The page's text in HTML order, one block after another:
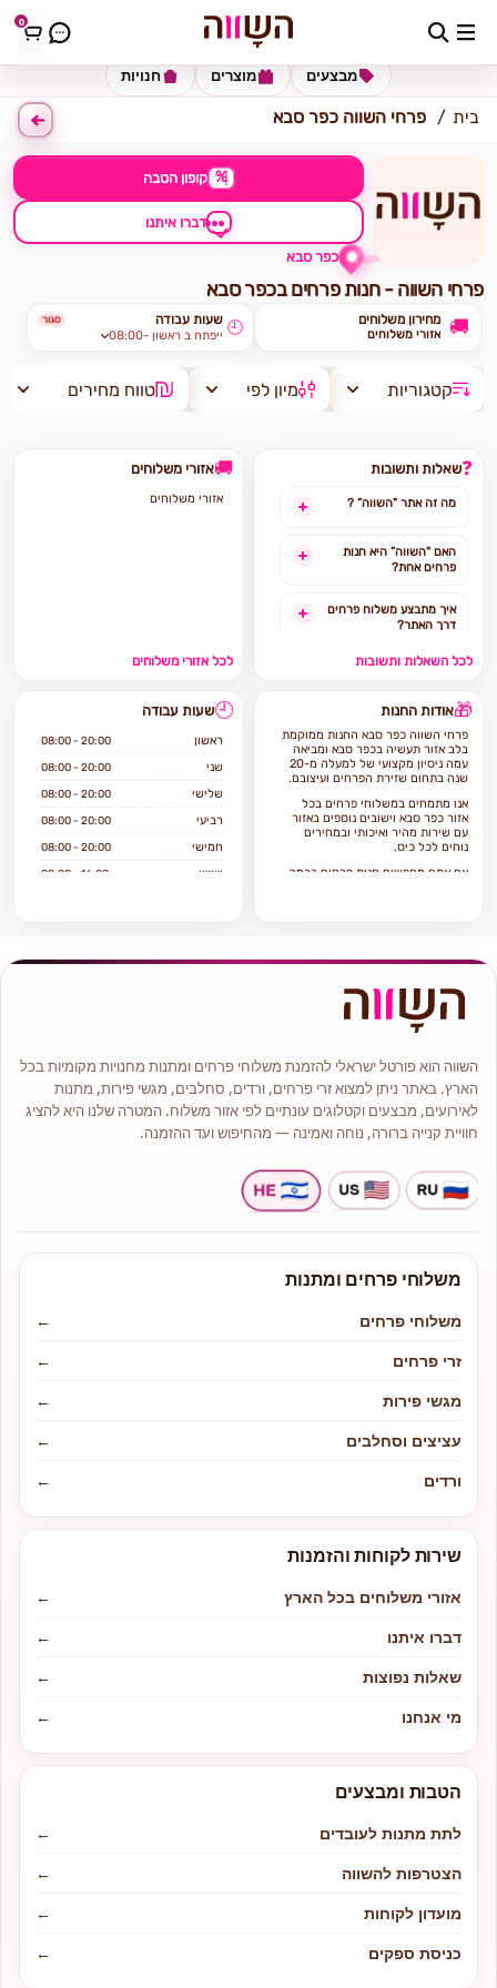
0 כתובת למשלוח הזינו כתובת
חנויות מוצרים מבצעים
בית פרחי השווה כפר סבא
% קופון הטבה
דברו איתנו
כפר סבא
פרחי השווה - חנות פרחים בכפר סבא
מחירון משלוחים
אזורי משלוחים 🚚 שעות עבודה סגור
08:00- ייפתח ב ראשון 🕘
קטגוריות מיון לפי טווח מחירים
❓שאלות ותשובות
מה זה אתר "השווה” ?
האם "השווה” היא חנות
פרחים אחת?
איך מתבצע משלוח פרחים
דרך האתר?
האם ניתן להזמין משלוח
להזמין משלוחים?
אילו מוצרים אפשר להזמין
באתר?
לכל השאלות ותשובות
🚚אזורי משלוחים
אזורי משלוחים
לכל אזורי משלוחים
🎁אודות החנות
פרחי השווה כפר סבא החנות ממוקמת
בלב אזור תעשיה בכפר סבא ומביאה
עמה ניסיון מקצועי של למעלה מ-20
שנה בתחום שזירת הפרחים ועיצובם.
אנו מתמחים במשלוחי פרחים בכל
אזור כפר סבא וישובים נוספים באזור
עם שירות מהיר ואיכותי ובמחירים
נוחים לכל כיס.
אם אתם מחפשים חנות פרחים ברמה
החנות מציעה מגוון רחב של פרחים
המתאימים לכל תקציב ולכל אירוע.
בחנות תמצאו מגוון זרי פרחים
בסגנונות קלאסיים, מודרניים
מלאי גדול של עציצים וצמחי בית יפים
וייחודיים סידורי פרחים יוקרתיים
ומרשימים.
זרי כלה אלגנטיים ומיוחדים.
🕘שעות עבודה
ראשון 08:00 - 20:00
שני 08:00 - 20:00
שלישי 08:00 - 20:00
רביעי 08:00 - 20:00
חמישי 08:00 - 20:00
שישי 08:00 - 16:00
השווה הוא פורטל ישראלי להזמנת משלוחי פרחים ומתנות מחנויות מקומיות בכל
הארץ. באתר ניתן למצוא זרי פרחים, ורדים, סחלבים, מגשי פירות, מתנות
לאירועים, מבצעים וקטלוגים עונתיים לפי אזור משלוח. המטרה שלנו היא להציג
חוויית קנייה ברורה, נוחה ואמינה — מהחיפוש ועד ההזמנה.
משלוחי פרחים ומתנות
משלוחי פרחים
←
זרי פרחים
←
מגשי פירות
←
עציצים וסחלבים
←
ורדים
←
שירות לקוחות והזמנות
אזורי משלוחים בכל הארץ
←
דברו איתנו
←
שאלות נפוצות
←
מי אנחנו
←
הטבות ומבצעים
לתת מתנות לעובדים
←
הצטרפות להשווה
←
מועדון לקוחות
←
כניסת ספקים
←